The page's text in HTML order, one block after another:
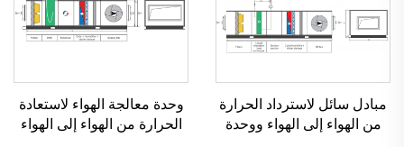
مبادل سائل لاسترداد الحرارة
من الهواء إلى الهواء ووحدة
وحدة معالجة الهواء لاستعادة
الحرارة من الهواء إلى الهواء